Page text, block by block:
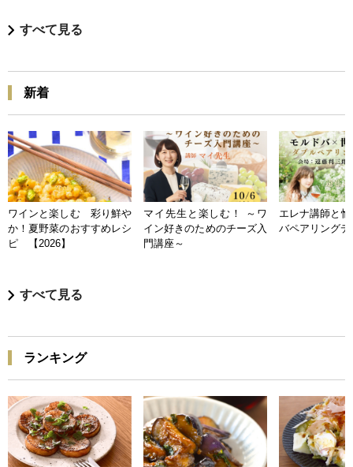
すべて見る
新着
ワインと楽しむ 彩り鮮や
か！夏野菜のおすすめレシ
ピ 【2026】
マイ先生と楽しむ！ ～ワ
イン好きのためのチーズ入
門講座～
エレナ講師と
バペアリングデ
すべて見る
ランキング